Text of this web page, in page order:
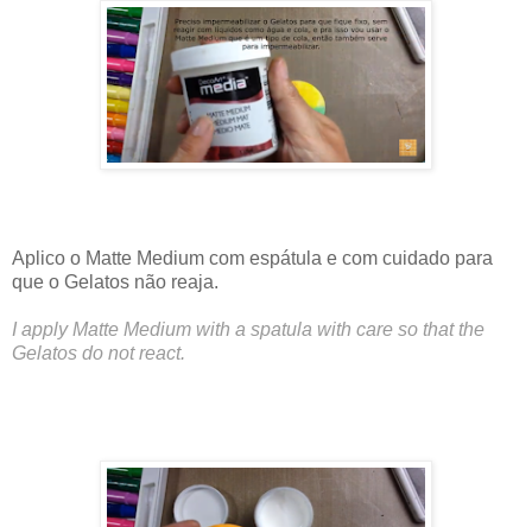
Aplico o Matte Medium com espátula e com cuidado para
que o Gelatos não reaja.
I apply Matte Medium with a spatula with care so that the
Gelatos do not react.